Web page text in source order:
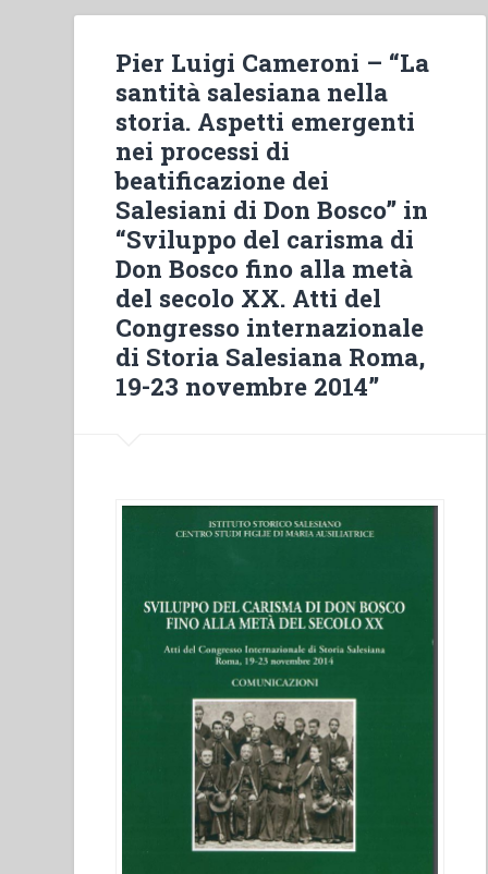
Pier Luigi Cameroni – “La
santità salesiana nella
storia. Aspetti emergenti
nei processi di
beatificazione dei
Salesiani di Don Bosco” in
“Sviluppo del carisma di
Don Bosco fino alla metà
del secolo XX. Atti del
Congresso internazionale
di Storia Salesiana Roma,
19-23 novembre 2014”